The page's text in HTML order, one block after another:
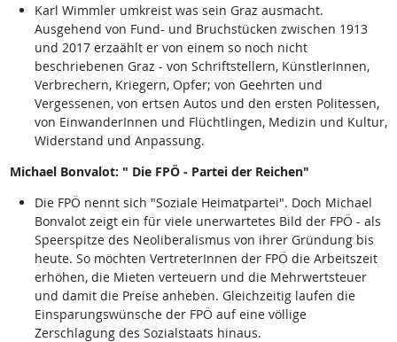
Karl Wimmler umkreist was sein Graz ausmacht.
Ausgehend von Fund- und Bruchstücken zwischen 1913
und 2017 erzaählt er von einem so noch nicht
beschriebenen Graz - von Schriftstellern, KünstlerInnen,
Verbrechern, Kriegern, Opfer; von Geehrten und
Vergessenen, von ertsen Autos und den ersten Politessen,
von EinwanderInnen und Flüchtlingen, Medizin und Kultur,
Widerstand und Anpassung.
Michael Bonvalot: " Die FPÖ - Partei der Reichen"
Die FPÖ nennt sich "Soziale Heimatpartei". Doch Michael
Bonvalot zeigt ein für viele unerwartetes Bild der FPÖ - als
Speerspitze des Neoliberalismus von ihrer Gründung bis
heute. So möchten VertreterInnen der FPÖ die Arbeitszeit
erhöhen, die Mieten verteuern und die Mehrwertsteuer
und damit die Preise anheben. Gleichzeitig laufen die
Einsparungswünsche der FPÖ auf eine völlige
Zerschlagung des Sozialstaats hinaus.